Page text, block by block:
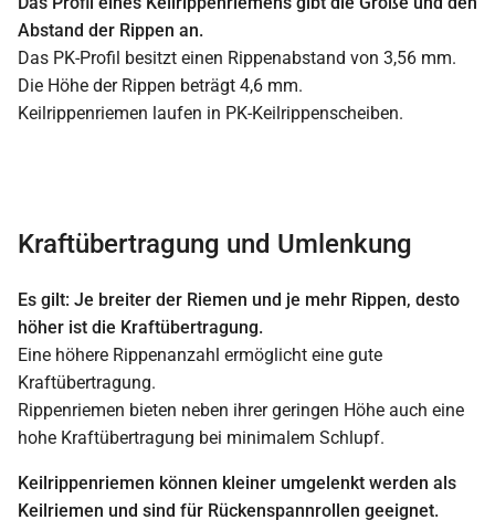
Abstand der Rippen an.
Das PK-Profil besitzt einen Rippenabstand von 3,56 mm.
Die Höhe der Rippen beträgt 4,6 mm.
Keilrippenriemen laufen in PK-Keilrippenscheiben.
Kraftübertragung und Umlenkung
Es gilt: Je breiter der Riemen und je mehr Rippen, desto
höher ist die Kraftübertragung.
Eine höhere Rippenanzahl ermöglicht eine gute
Kraftübertragung.
Rippenriemen bieten neben ihrer geringen Höhe auch eine
hohe Kraftübertragung bei minimalem Schlupf.
Keilrippenriemen können kleiner umgelenkt werden als
Keilriemen und sind für Rückenspannrollen geeignet.